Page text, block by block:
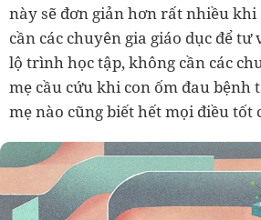
này sẽ đơn giản hơn rất nhiều khi
cần các chuyên gia giáo dục để tư
lộ trình học tập, không cần các
mẹ cầu cứu khi con ốm đau bệnh
mẹ nào cũng biết hết mọi điều tốt